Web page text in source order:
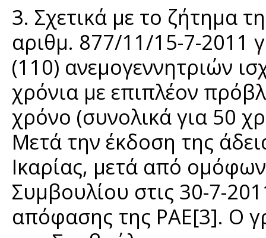
3. Σχετικά με το ζήτημα
αριθμ. 877/11/15-7-2011
(110) ανεμογεννητριών
χρόνια με επιπλέον
χρόνο (συνολικά για 50
Μετά την έκδοση της
Ικαρίας, μετά από
Συμβουλίου στις 30-7-
απόφασης της ΡΑΕ[3]. Ο